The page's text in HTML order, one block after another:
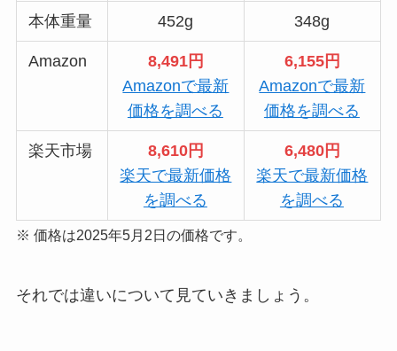
本体重量 452g 348g
Amazon
8,491円
Amazonで最新
価格を調べる
6,155円
Amazonで最新
価格を調べる
楽天市場
8,610円
楽天で最新価格
を調べる
6,480円
楽天で最新価格
を調べる
※ 価格は2025年5月2日の価格です。
それでは違いについて見ていきましょう。